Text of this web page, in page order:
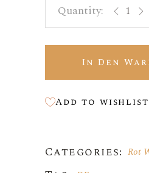
In Den
Add to wishlist
Categories: Rot